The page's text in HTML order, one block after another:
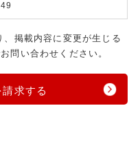
掲載内容に変更が生じる
問い合わせください。
求する